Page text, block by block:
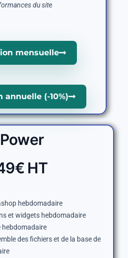
du site
mensuelle
annuelle (-10%)
Power
HT
hebdomadaire
et widgets hebdomadaire
hebdomadaire
des fichiers et de la base de